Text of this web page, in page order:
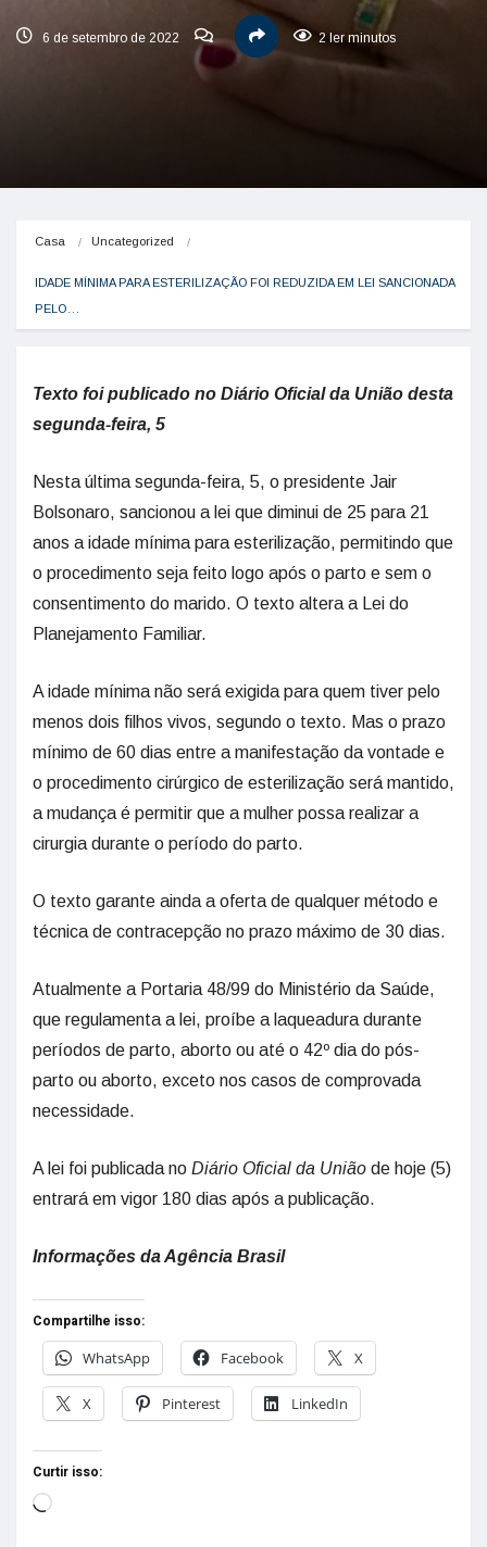
6 de setembro de 2022 2 ler minutos
Casa Uncategorized
IDADE MÍNIMA PARA ESTERILIZAÇÃO FOI REDUZIDA EM LEI SANCIONADA
PELO…
Texto foi publicado no Diário Oficial da União desta
segunda-feira, 5
Nesta última segunda-feira, 5, o presidente Jair
Bolsonaro, sancionou a lei que diminui de 25 para 21
anos a idade mínima para esterilização, permitindo que
o procedimento seja feito logo após o parto e sem o
consentimento do marido. O texto altera a Lei do
Planejamento Familiar.
A idade mínima não será exigida para quem tiver pelo
menos dois filhos vivos, segundo o texto. Mas o prazo
mínimo de 60 dias entre a manifestação da vontade e
o procedimento cirúrgico de esterilização será mantido,
a mudança é permitir que a mulher possa realizar a
cirurgia durante o período do parto.
O texto garante ainda a oferta de qualquer método e
técnica de contracepção no prazo máximo de 30 dias.
Atualmente a Portaria 48/99 do Ministério da Saúde,
que regulamenta a lei, proíbe a laqueadura durante
períodos de parto, aborto ou até o 42º dia do pós-
parto ou aborto, exceto nos casos de comprovada
necessidade.
A lei foi publicada no Diário Oficial da União de hoje (5)
entrará em vigor 180 dias após a publicação.
Informações da Agência Brasil
Compartilhe isso:
WhatsApp
Facebook X
X Pinterest LinkedIn
Curtir isso: